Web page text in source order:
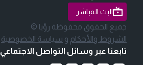
البث المباشر
جميع الحقوق محفوظة رؤيا ©
الشروط والأحكام و سياسة الخصوصية
تابعنا عبر وسائل التواصل الاجتماعي